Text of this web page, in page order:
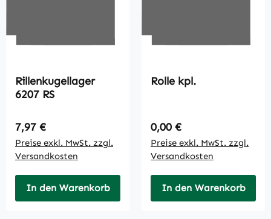
Rillenkugellager
6207 RS
Regulärer Preis:
7,97 €
Preise exkl. MwSt. zzgl.
Versandkosten
In den Warenkorb
Rolle kpl.
Regulärer Preis:
0,00 €
Preise exkl. MwSt. zzgl.
Versandkosten
In den Warenkorb